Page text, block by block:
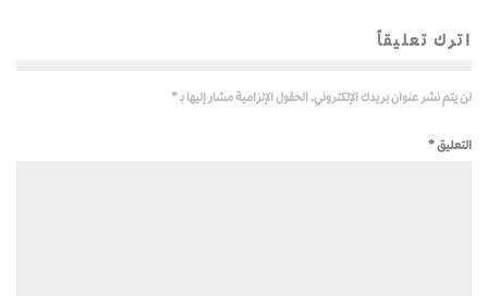
اترك تعليقاً
لن يتم نشر عنوان بريدك الإلكتروني. الحقول الإلزامية مشار إليها بـ*
التعليق*